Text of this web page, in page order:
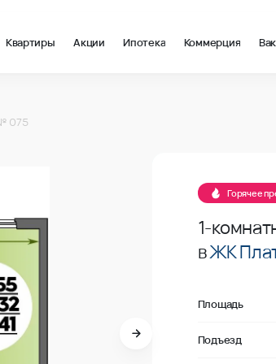
Квартиры Акции Ипотека Коммерция
075
Горячее
1-
вЖК
Площадь
Подъезд